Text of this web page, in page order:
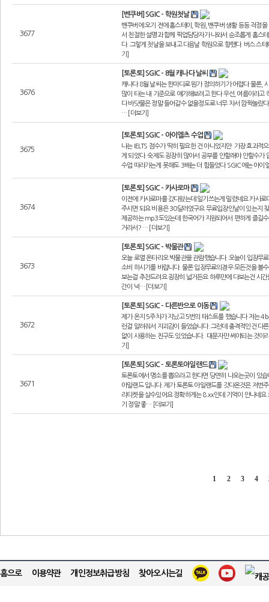
3677
[벤쿠버] SGIC - 학원첫날
밴쿠버에 오기 전에 홈스테이, 학원, 밴쿠버 생활 등등 걱정
서 친절한 설명과 함께 픽업담당자가 나와서 순조롭게 홈스
다. 그렇게 첫날을 보내고 다음날 학원으로 향했다. 버스 스
기]
3676
[토론토] SGIC - 8월 캐나다 날씨
캐나다 8월 날씨는 한마디로 뭔가 정의하기가 어렵다 물론,
많이 타는 내 기준으로 얘기해보려고 한다 우선, 여름이라
다 바닷물은 정말 들어갈수 없을정도로 너무 차서 깜짝놀랐
… [더보기]
3675
[토론토] SGIC - 아이엘츠 수업
나는 IELTS 점수가 딱히 필요한 건 아니었지만 가장 효과적
게 되었다. 숙제도 굉장히 많아서 공부를 안할래야 안할수가
수업 따라가는게 못해도 3배는 더 힘들었다 SGIC에는 아
3674
[토론토] SGIC - 카사로마
이전에 카사로마를 갔다왔는데 일기쓰는게 밀렸네요 카사
주시면 되요 비용은 30달러였구요 무료입장인날이 있는지
제공하는 mp3도있는데 한국어가 지원되어서 편하게 즐길
거라서? … [더보기]
3673
[토론토] SGIC - 박물관
오늘 로열 온타리오 박물관을 관람했습니다. 오늘이 입장무
소비 하시기를 바랍니다. 물론 입장무료의경우 모든것을 볼
보는걸 추천드려요 굉장히 넓거든요 하루만에 다보는건 시
간이 넉… [더보기]
3672
[토론토] SGIC - 다른반으로 이동
제가 온지 5주차가 지났고 5번의 태스트를 했습니다 저는
런걸 알려줘서 자괴감이 들었습니다. 그런데 충격적인건 다
없이 사용하는 친구도 있었습니다. 대문자만 써야되는 것
기]
3671
[토론토] SGIC - 토론토아일랜드
토론토에서 명소를 뽑으라고 한다면 당연히 나오는곳이 있
아일랜드 입니다. 제가 토론토 아일랜드를 갓다온것은 저번
리티켓을 살수있어요 정확하게는 8.xx인데 기억이 안나네
기 정말 좋… [더보기]
1 2 3 4
홈으로 이용약관 개인정보취급방침 찾아오시는길